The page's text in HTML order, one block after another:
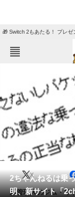
🎁 Switch 2もあたる！ プレゼ
エンタメ
グルメ
住まい
動物
会員記事
2ちゃんねるは乗
明、新サイト「
X
新管理人のジム・ワ